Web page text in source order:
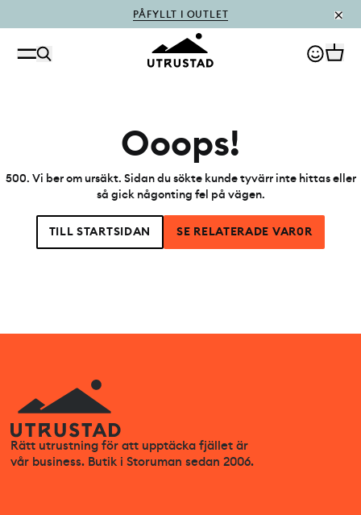
PÅFYLLT I OUTLET
Ooops!
500. Vi ber om ursäkt. Sidan du sökte kunde tyvärr inte hittas eller
så gick någonting fel på vägen.
TILL STARTSIDAN SE RELATERADE VAR0R
Rätt utrustning för att upptäcka fjället är
vår business. Butik i Storuman sedan 2006.